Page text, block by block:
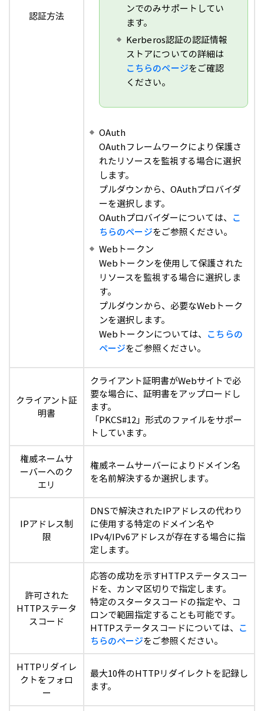
認証方法
ンでのみサポートしてい
ます。
Kerberos認証の認証情報
ストアについての詳細は
こちらのページをご確認
ください。
OAuth
OAuthフレームワークにより保護さ
れたリソースを監視する場合に選択
します。
プルダウンから、OAuthプロバイダ
ーを選択します。
OAuthプロバイダーについては、 こ
ちらのページをご参照ください。
Webトークン
Webトークンを使用して保護された
リソースを監視する場合に選択しま
す。
プルダウンから、必要なWebトーク
ンを選択します。
Webトークンについては、 こちらの
ページをご参照ください。
クライアント証
明書
クライアント証明書がWebサイトで必
要な場合に、証明書をアップロードし
ます。
「PKCS#12」形式のファイルをサポー
トしています。
権威ネームサ
ーバーへのク
エリ
権威ネームサーバーによりドメイン名
を名前解決するか選択します。
IPアドレス制
限
DNSで解決されたIPアドレスの代わり
に使用する特定のドメイン名や
IPv4/IPv6アドレスが存在する場合に指
定します。
許可された
HTTPステータ
スコード
応答の成功を示すHTTPステータスコー
ドを、カンマ区切りで指定します。
特定のスタータスコードの指定や、コ
ロンで範囲指定することも可能です。
HTTPステータスコードについては、 こ
ちらのページをご参照ください。
HTTPリダイレ
クトをフォロ
ー
最大10件のHTTPリダイレクトを記録し
ます。